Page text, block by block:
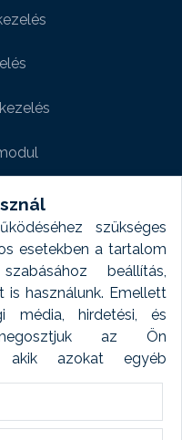
szükséges
esetekben a tartalom
beállítás,
is használunk. Emellett
média, hirdetési, és
az Ön
akik azokat egyéb
A sütik
végzünk és
töröljük. A
modul